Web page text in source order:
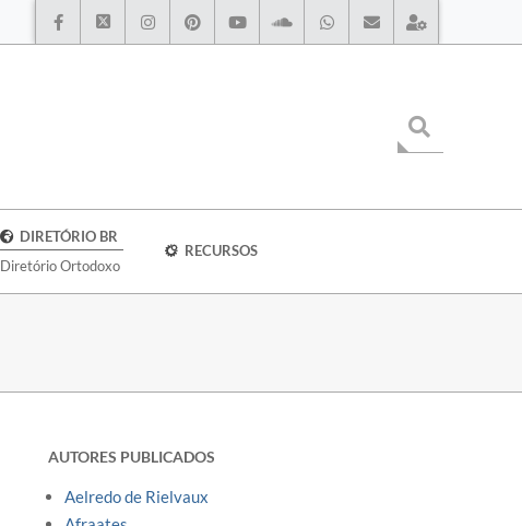
DIRETÓRIO BR
Diretório Ortodoxo
RECURSOS
AUTORES PUBLICADOS
Aelredo de Rielvaux